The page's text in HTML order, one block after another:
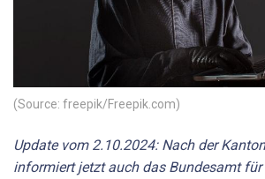
(Source: freepik/Freepik.com)
Update vom 2.10.2024: Nach der
informiert jetzt auch das Bundesamt für